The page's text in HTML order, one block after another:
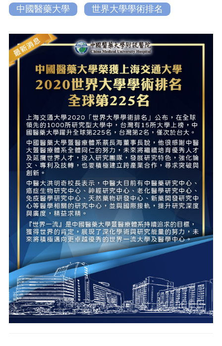
中國醫藥大學 世界大學學術排名